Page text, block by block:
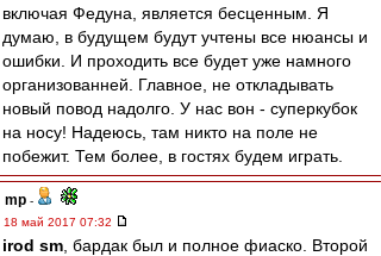
включая Федуна, является бесценным. Я
думаю, в будущем будут учтены все нюансы и
ошибки. И проходить все будет уже намного
организованней. Главное, не откладывать
новый повод надолго. У нас вон - суперкубок
на носу! Надеюсь, там никто на поле не
побежит. Тем более, в гостях будем играть.
mp -
18 май 2017 07:32
irod sm , бардак был и полное фиаско. Второй